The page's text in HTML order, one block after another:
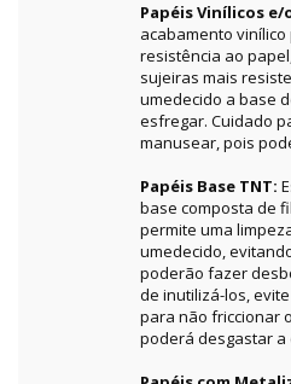
Papéis Vinílicos
acabamento
resistência ao
sujeiras mais
umedecido a base
esfregar. Cuidado
manusear, pois
Papéis Base TNT:
base composta de
permite uma
umedecido,
poderão fazer
de inutilizá-los,
para não friccionar
poderá desgastar a